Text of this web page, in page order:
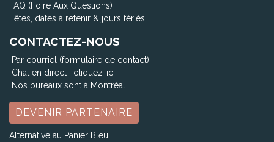
FAQ (Foire Aux Questions)
Fêtes, dates à retenir & jours fériés
CONTACTEZ-NOUS
Par courriel (formulaire de contact)
Chat en direct : cliquez-ici
Nos bureaux sont à Montréal
DEVENIR PARTENAIRE
Alternative au Panier Bleu